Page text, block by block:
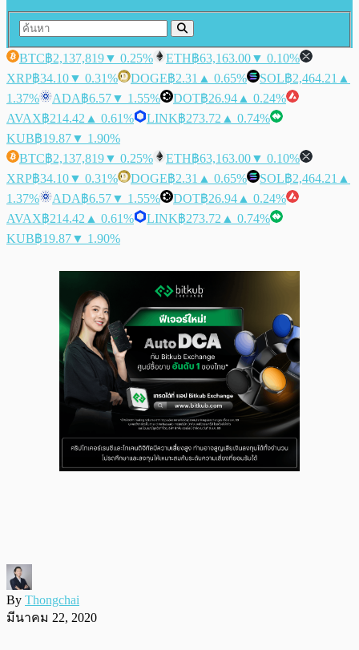
BTC฿2,137,819▼ 0.25% ETH฿63,163.00▼ 0.10%
XRP฿34.10▼ 0.31% DOGE฿2.31 ▲ 0.65% SOL฿2,464.21 ▲
1.37%
ADA฿6.57▼ 1.55% DOT฿26.94 ▲ 0.24%
AVAX฿214.42 ▲ 0.61% LINK฿273.72 ▲ 0.74%
KUB฿19.87▼ 1.90%
BTC฿2,137,819▼ 0.25% ETH฿63,163.00▼ 0.10%
XRP฿34.10▼ 0.31% DOGE฿2.31 ▲ 0.65% SOL฿2,464.21 ▲
1.37%
ADA฿6.57▼ 1.55% DOT฿26.94 ▲ 0.24%
AVAX฿214.42 ▲ 0.61% LINK฿273.72 ▲ 0.74%
KUB฿19.87▼ 1.90%
By Thongchai
มีนาคม 22, 2020